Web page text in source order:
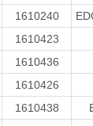
1610240
1610423
1610436
1610426
1610438